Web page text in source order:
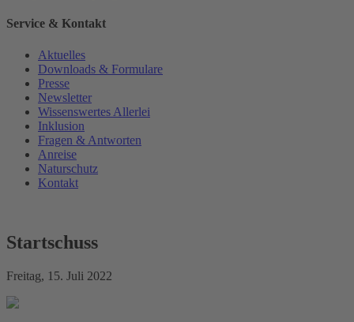
Service & Kontakt
Aktuelles
Downloads & Formulare
Presse
Newsletter
Wissenswertes Allerlei
Inklusion
Fragen & Antworten
Anreise
Naturschutz
Kontakt
Startschuss
Freitag, 15. Juli 2022